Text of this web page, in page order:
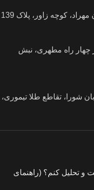
کوچه زاور، پلاک 139
چهار راه مطهری، نبش
شورا، تقاطع طلا تیموری،
تحلیل کنم؟ (راهنمای